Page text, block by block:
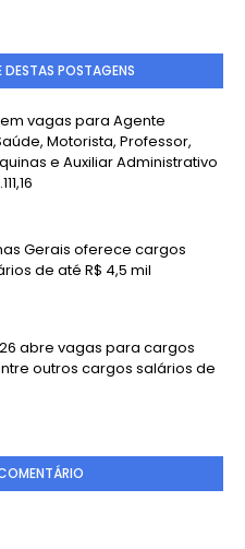
POSTAGENS
vagas para Agente
Motorista, Professor,
e Auxiliar Administrativo
Gerais oferece cargos
de até R$ 4,5 mil
abre vagas para cargos
outros cargos salários de